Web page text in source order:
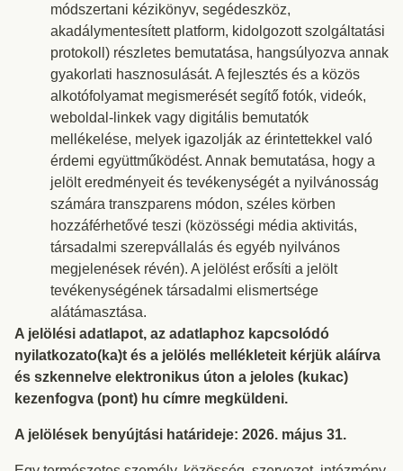
módszertani kézikönyv, segédeszköz,
akadálymentesített platform, kidolgozott szolgáltatási
protokoll) részletes bemutatása, hangsúlyozva annak
gyakorlati hasznosulását. A fejlesztés és a közös
alkotófolyamat megismerését segítő fotók, videók,
weboldal-linkek vagy digitális bemutatók
mellékelése, melyek igazolják az érintettekkel való
érdemi együttműködést. Annak bemutatása, hogy a
jelölt eredményeit és tevékenységét a nyilvánosság
számára transzparens módon, széles körben
hozzáférhetővé teszi (közösségi média aktivitás,
társadalmi szerepvállalás és egyéb nyilvános
megjelenések révén). A jelölést erősíti a jelölt
tevékenységének társadalmi elismertsége
alátámasztása.
A jelölési adatlapot, az adatlaphoz kapcsolódó
nyilatkozato(ka)t és a jelölés mellékleteit kérjük aláírva
és szkennelve elektronikus úton a jeloles (kukac)
kezenfogva (pont) hu címre megküldeni.
A jelölések benyújtási határideje: 2026. május 31.